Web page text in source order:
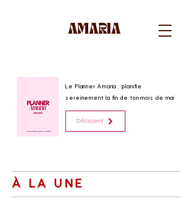
AMARIA
Le Planner Amaria : planifie
sereinement la fin de ton mois de mai
Découvrir
À LA UNE